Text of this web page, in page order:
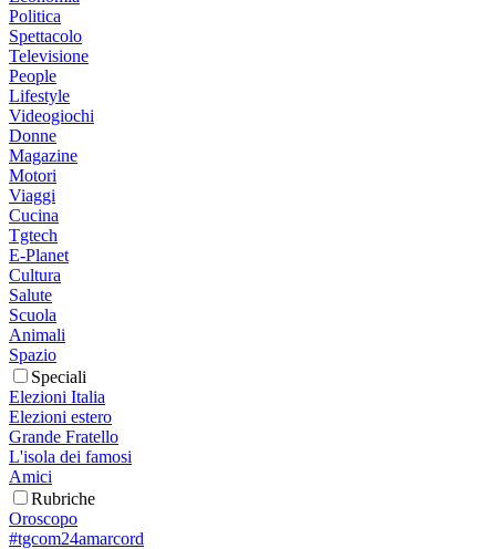
Politica
Spettacolo
Televisione
People
Lifestyle
Videogiochi
Donne
Magazine
Motori
Viaggi
Cucina
Tgtech
E-Planet
Cultura
Salute
Scuola
Animali
Spazio
Speciali
Elezioni Italia
Elezioni estero
Grande Fratello
L'isola dei famosi
Amici
Rubriche
Oroscopo
#tgcom24amarcord